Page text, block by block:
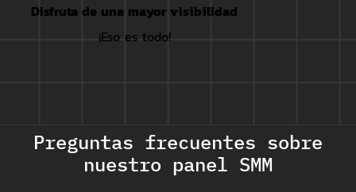
Disfruta de una mayor visibilidad
¡Eso es todo!
Preguntas frecuentes sobre
nuestro panel SMM